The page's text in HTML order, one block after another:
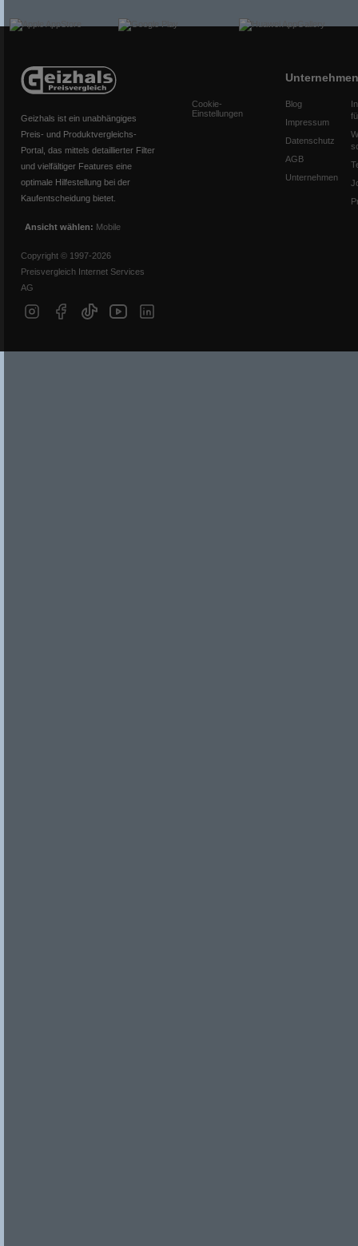
Geizhals ist ein unabhängiges
Preis- und Produktvergleichs-
Portal, das mittels detaillierter Filter
und vielfältiger Features eine
optimale Hilfestellung bei der
Kaufentscheidung bietet.
Ansicht wählen: Mobile
Copyright © 1997-2026
Preisvergleich Internet Services
AG
Cookie-
Einstellungen
Unternehmen
Blog
Impressum
Datenschutz
AGB
Unternehmen